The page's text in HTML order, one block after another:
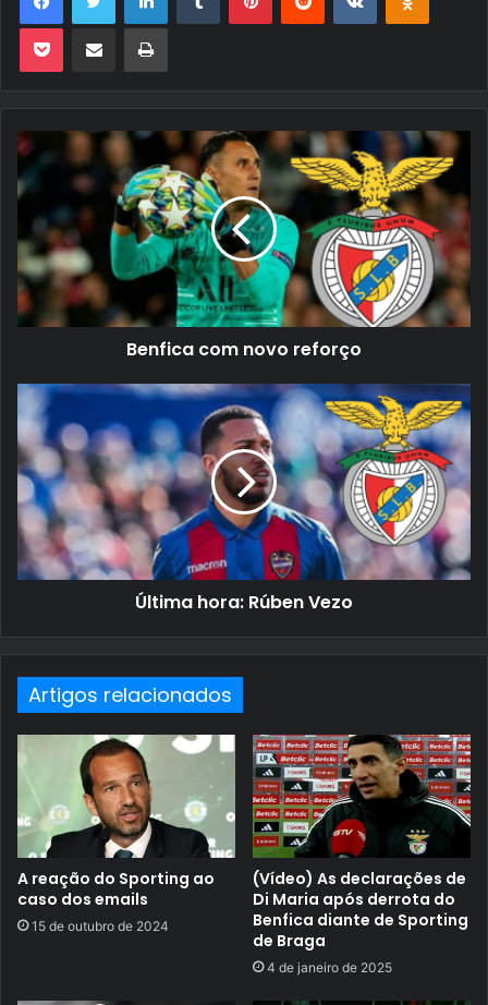
Pocket Compartilhar via e-mail Imprimir
Benfica com novo reforço
Última hora: Rúben Vezo
Artigos relacionados
A reação do Sporting ao
caso dos emails
15 de outubro de 2024
(Vídeo) As declarações de
Di Maria após derrota do
Benfica diante de Sporting
de Braga
4 de janeiro de 2025